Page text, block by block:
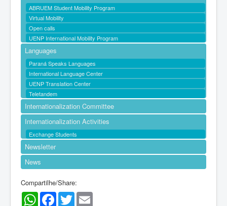
ABRUEM Student Mobility Program
Virtual Mobility
Open calls
UENP International Mobility Program
Languages
Paraná Speaks Languages
International Language Center
UENP Translation Center
Teletandem
Internationalization Committee
Internationalization Activities
Exchange Students
Newsletter
News
Compartilhe/Share:
WhatsAppFacebookTwitter